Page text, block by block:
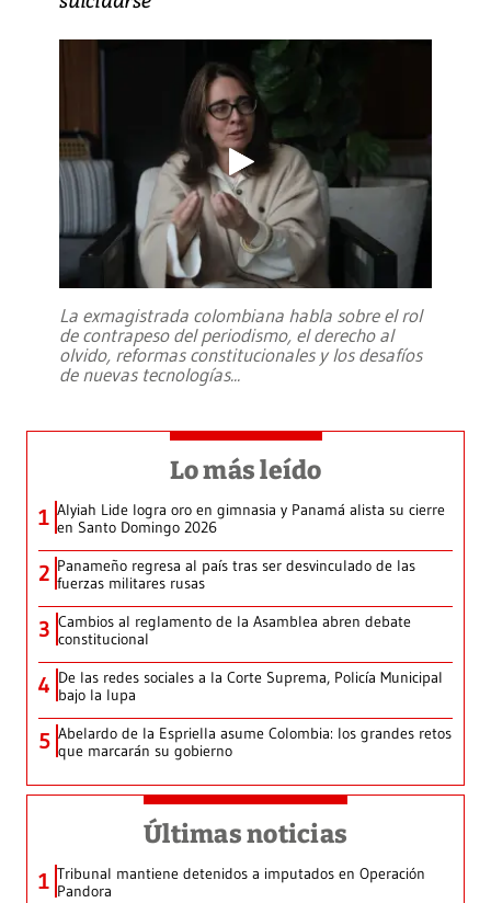
La exmagistrada colombiana habla sobre el rol
de contrapeso del periodismo, el derecho al
olvido, reformas constitucionales y los desafíos
de nuevas tecnologías...
Lo más leído
1 Alyiah Lide logra oro en gimnasia y Panamá alista su cierre
en Santo Domingo 2026
2 Panameño regresa al país tras ser desvinculado de las
fuerzas militares rusas
3 Cambios al reglamento de la Asamblea abren debate
constitucional
4 De las redes sociales a la Corte Suprema, Policía Municipal
bajo la lupa
5 Abelardo de la Espriella asume Colombia: los grandes retos
que marcarán su gobierno
Últimas noticias
1 Tribunal mantiene detenidos a imputados en Operación
Pandora